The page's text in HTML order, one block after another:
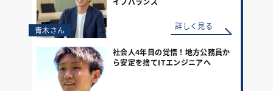
青木さん 詳しく見る
社会人4年目の覚悟！地方公務員か
ら安定を捨てITエンジニアへ